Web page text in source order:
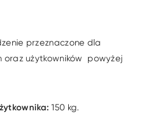
przeznaczone dla
oraz użytkowników powyżej
150 kg.